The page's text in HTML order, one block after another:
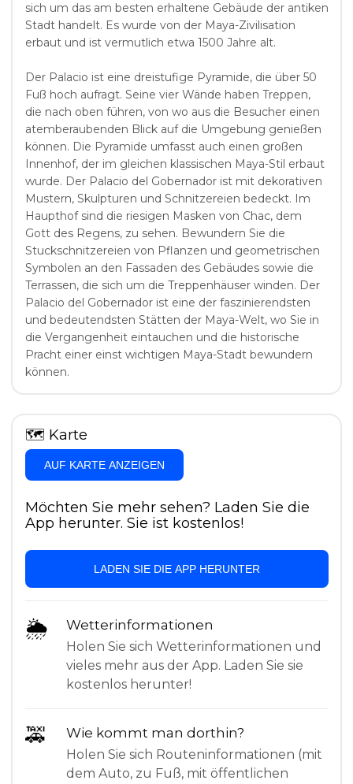
sich um das am besten erhaltene Gebäude der antiken
Stadt handelt. Es wurde von der Maya-Zivilisation
erbaut und ist vermutlich etwa 1500 Jahre alt.
Der Palacio ist eine dreistufige Pyramide, die über 50
Fuß hoch aufragt. Seine vier Wände haben Treppen,
die nach oben führen, von wo aus die Besucher einen
atemberaubenden Blick auf die Umgebung genießen
können. Die Pyramide umfasst auch einen großen
Innenhof, der im gleichen klassischen Maya-Stil erbaut
wurde. Der Palacio del Gobernador ist mit dekorativen
Mustern, Skulpturen und Schnitzereien bedeckt. Im
Haupthof sind die riesigen Masken von Chac, dem
Gott des Regens, zu sehen. Bewundern Sie die
Stuckschnitzereien von Pflanzen und geometrischen
Symbolen an den Fassaden des Gebäudes sowie die
Terrassen, die sich um die Treppenhäuser winden. Der
Palacio del Gobernador ist eine der faszinierendsten
und bedeutendsten Stätten der Maya-Welt, wo Sie in
die Vergangenheit eintauchen und die historische
Pracht einer einst wichtigen Maya-Stadt bewundern
können.
🗺 Karte
AUF KARTE ANZEIGEN
Möchten Sie mehr sehen? Laden Sie die
App herunter. Sie ist kostenlos!
LADEN SIE DIE APP HERUNTER
🌦 Wetterinformationen
Holen Sie sich Wetterinformationen und
vieles mehr aus der App. Laden Sie sie
kostenlos herunter!
🚕 Wie kommt man dorthin?
Holen Sie sich Routeninformationen (mit
dem Auto, zu Fuß, mit öffentlichen